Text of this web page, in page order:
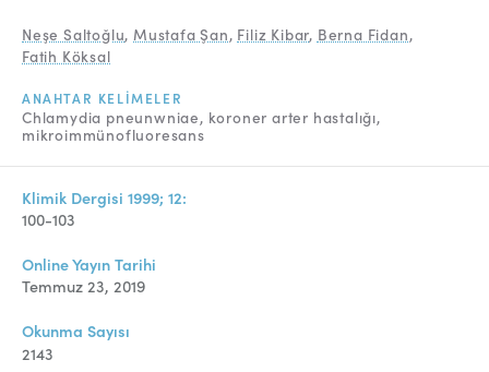
Danışmanlık Süreci
Yazarlara Bilgi
Online Makale Gönderimi
Telif Hakları
İletişim
FACEBOOK
Neşe Saltoğlu,Mustafa Şan, Filiz Kibar, Berna Fidan,
Fatih Köksal
ANAHTAR KELIMELER
Chlamydia pneunwniae koroner arter hastalığı
mikroimmünofluoresans
Klimik Dergisi 1999; 12:
100-103
Online Yayın Tarihi
Temmuz 23, 2019
Okunma Sayısı
2143